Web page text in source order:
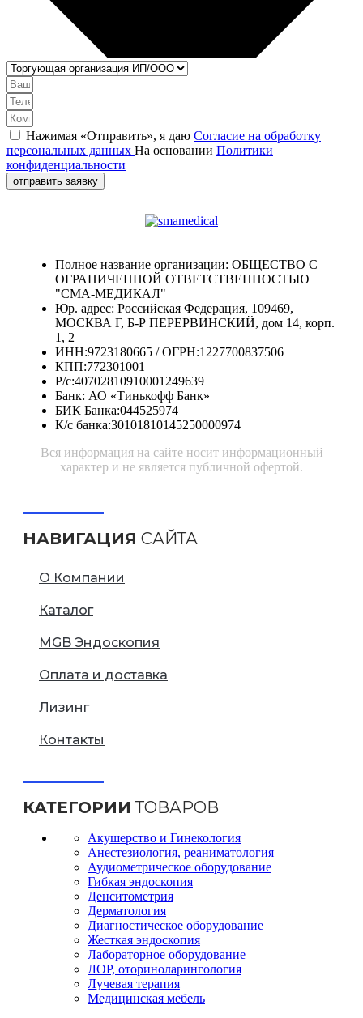
Нажимая «Отправить», я даю Согласие на обработку
персональных данных На основании Политики
конфиденциальности
отправить заявку
Полное название организации: ОБЩЕСТВО С
ОГРАНИЧЕННОЙ ОТВЕТСТВЕННОСТЬЮ
"СМА-МЕДИКАЛ"
Юр. адрес: Российская Федерация, 109469,
МОСКВА Г, Б-Р ПЕРЕРВИНСКИЙ, дом 14, корп.
1, 2
ИНН:9723180665 / ОГРН:1227700837506
КПП:772301001
Р/с:40702810910001249639
Банк: АО «Тинькофф Банк»
БИК Банка:044525974
К/с банка:30101810145250000974
Вся информация на сайте носит информационный
характер и не является публичной офертой.
НАВИГАЦИЯ САЙТА
О Компании
Каталог
MGB Эндоскопия
Оплата и доставка
Лизинг
Контакты
КАТЕГОРИИ ТОВАРОВ
Акушерство и Гинекология
Анестезиология, реаниматология
Аудиометрическое оборудование
Гибкая эндоскопия
Денситометрия
Дерматология
Диагностическое оборудование
Жесткая эндоскопия
Лабораторное оборудование
ЛОР, оториноларингология
Лучевая терапия
Медицинская мебель